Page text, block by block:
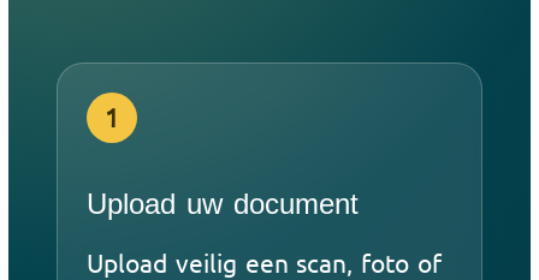
1
Upload uw document
Upload veilig een scan, foto of